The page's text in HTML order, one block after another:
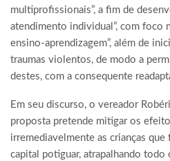
multiprofissionais”, a fim de
atendimento individual”, com foco
ensino-aprendizagem”, além de
traumas violentos, de modo a
destes, com a consequente
Em seu discurso, o vereador
proposta pretende mitigar os
irremediavelmente as crianças que
capital potiguar, atrapalhando todo